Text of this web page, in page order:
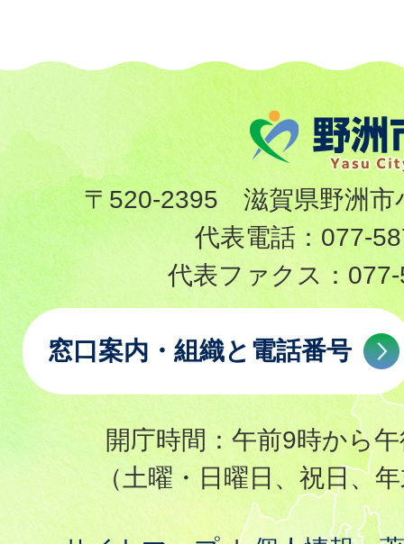
〒520-2395 滋賀県野洲市
代表電話： 077-
代表ファクス：
窓口案内・組織と電話番号
開庁時間：午前9時から
（土曜・日曜日、祝日、